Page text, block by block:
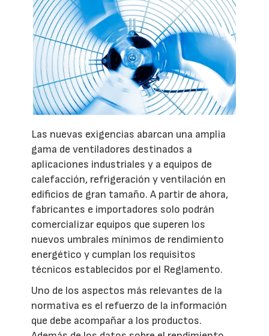
Las nuevas exigencias abarcan una amplia
gama de ventiladores destinados a
aplicaciones industriales y a equipos de
calefacción, refrigeración y ventilación en
edificios de gran tamaño. A partir de ahora,
fabricantes e importadores solo podrán
comercializar equipos que superen los
nuevos umbrales mínimos de rendimiento
energético y cumplan los requisitos
técnicos establecidos por el Reglamento.
Uno de los aspectos más relevantes de la
normativa es el refuerzo de la información
que debe acompañar a los productos.